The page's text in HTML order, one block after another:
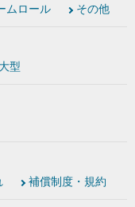
ムロール その他
大型
補償制度・規約